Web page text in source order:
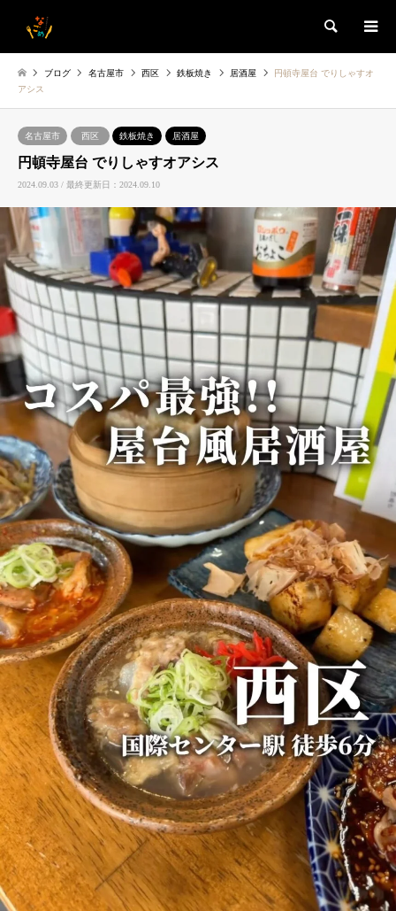
検索
ブログ 名古屋市 西区 鉄板焼き 居酒屋
円頓寺屋台 でりしゃすオ
アシス
名古屋市 西区 鉄板焼き 居酒屋
円頓寺屋台 でりしゃすオアシス
2024.09.03 / 最終更新日：2024.09.10